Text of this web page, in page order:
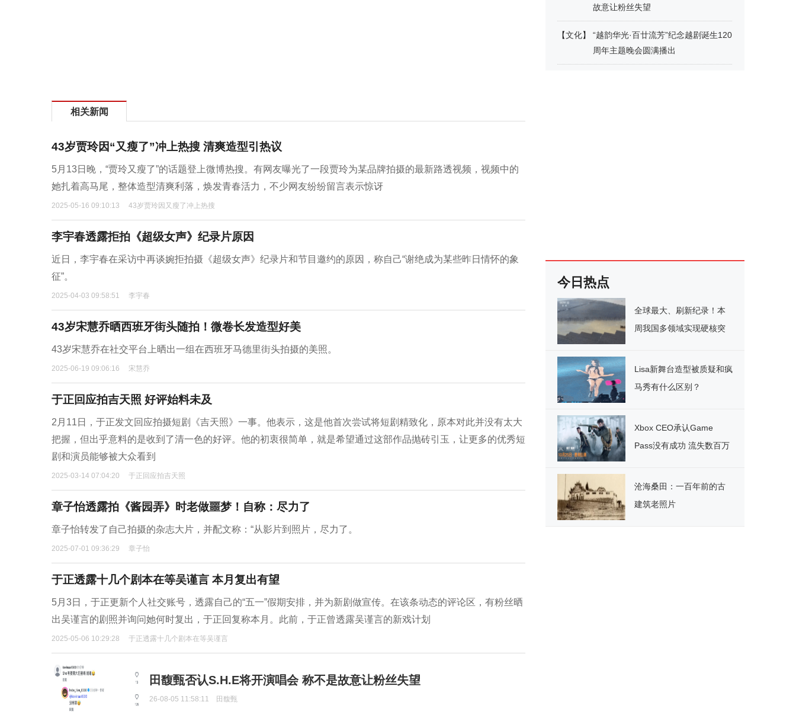
相关新闻
43岁贾玲因“又瘦了”冲上热搜 清爽造型引热议
5月13日晚，“贾玲又瘦了”的话题登上微博热搜。有网友曝光了一段贾玲为某品牌拍摄的最新路透视频，视频中的
她扎着高马尾，整体造型清爽利落，焕发青春活力，不少网友纷纷留言表示惊讶
2025-05-16 09:10:13 43岁贾玲因又瘦了冲上热搜
李宇春透露拒拍《超级女声》纪录片原因
近日，李宇春在采访中再谈婉拒拍摄《超级女声》纪录片和节目邀约的原因，称自己“谢绝成为某些昨日情怀的象
征”。
2025-04-03 09:58:51 李宇春
43岁宋慧乔晒西班牙街头随拍！微卷长发造型好美
43岁宋慧乔在社交平台上晒出一组在西班牙马德里街头拍摄的美照。
2025-06-19 09:06:16 宋慧乔
于正回应拍吉天照 好评始料未及
2月11日，于正发文回应拍摄短剧《吉天照》一事。他表示，这是他首次尝试将短剧精致化，原本对此并没有太大
把握，但出乎意料的是收到了清一色的好评。他的初衷很简单，就是希望通过这部作品抛砖引玉，让更多的优秀短
剧和演员能够被大众看到
2025-03-14 07:04:20 于正回应拍吉天照
章子怡透露拍《酱园弄》时老做噩梦！自称：尽力了
章子怡转发了自己拍摄的杂志大片，并配文称：“从影片到照片，尽力了。
2025-07-01 09:36:29 章子怡
于正透露十几个剧本在等吴谨言 本月复出有望
5月3日，于正更新个人社交账号，透露自己的“五一”假期安排，并为新剧做宣传。在该条动态的评论区，有粉丝晒
出吴谨言的剧照并询问她何时复出，于正回复称本月。此前，于正曾透露吴谨言的新戏计划
2025-05-06 10:29:28 于正透露十几个剧本在等吴谨言
田馥甄否认S.H.E将开演唱会 称不是故意让粉丝失望
26-08-05 11:58:11 田馥甄
故意让粉丝失望
【文化】
“越韵华光·百廿流芳”纪念越剧诞生120
周年主题晚会圆满播出
今日热点
全球最大、刷新纪录！本
周我国多领域实现硬核突
Lisa新舞台造型被质疑和疯
马秀有什么区别？
Xbox CEO承认Game
Pass没有成功 流失数百万
沧海桑田：一百年前的古
建筑老照片